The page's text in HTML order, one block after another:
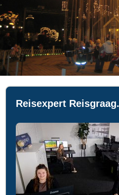
Reisexpert